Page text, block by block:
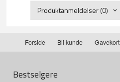
Produktanmeldelser (0)
Forside Bli kunde Gavekort
Bestselgere